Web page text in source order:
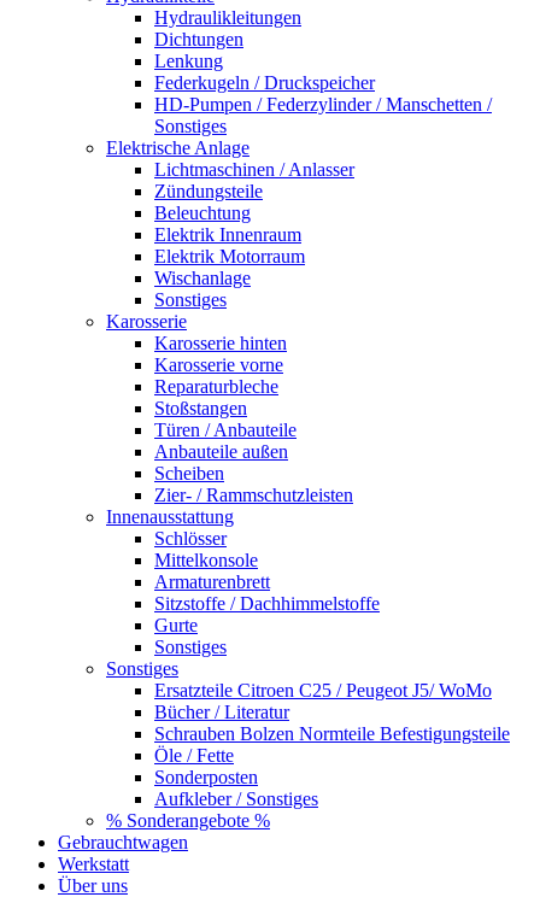
Hydraulikleitungen
Dichtungen
Lenkung
Federkugeln / Druckspeicher
HD-Pumpen / Federzylinder / Manschetten /
Sonstiges
Elektrische Anlage
Lichtmaschinen / Anlasser
Zündungsteile
Beleuchtung
Elektrik Innenraum
Elektrik Motorraum
Wischanlage
Sonstiges
Karosserie
Karosserie hinten
Karosserie vorne
Reparaturbleche
Stoßstangen
Türen / Anbauteile
Anbauteile außen
Scheiben
Zier- / Rammschutzleisten
Innenausstattung
Schlösser
Mittelkonsole
Armaturenbrett
Sitzstoffe / Dachhimmelstoffe
Gurte
Sonstiges
Sonstiges
Ersatzteile Citroen C25 / Peugeot J5/ WoMo
Bücher / Literatur
Schrauben Bolzen Normteile Befestigungsteile
Öle / Fette
Sonderposten
Aufkleber / Sonstiges
% Sonderangebote %
Gebrauchtwagen
Werkstatt
Über uns